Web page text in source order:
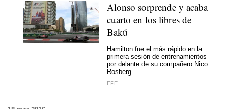
Alonso sorprende y acaba
cuarto en los libres de
Bakú
Hamilton fue el más rápido en la
primera sesión de entrenamientos
por delante de su compañero Nico
Rosberg
EFE